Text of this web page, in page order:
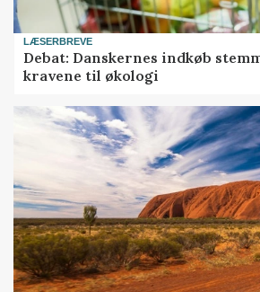
LÆSERBREVE
Debat: Danskernes indkøb
kravene til økologi